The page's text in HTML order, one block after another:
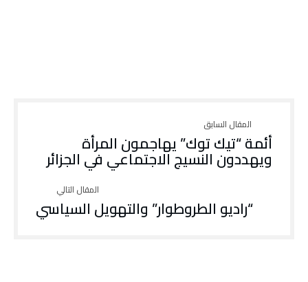
أئمة “تيك توك” يهاجمون المرأة
ويهددون النسيج الاجتماعي في الجزائر
“راديو الطروطوار” والتهويل السياسي